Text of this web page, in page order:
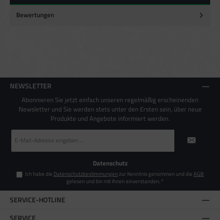
Bewertungen
NEWSLETTER
Abonnieren Sie jetzt einfach unseren regelmäßig erscheinenden
Newsletter und Sie werden stets unter den Ersten sein, über neue
Produkte und Angebote informiert werden.
Mail-
*
Datenschutz
Ich habe die Datenschutzbestimmungenzur Kenntnis genommen und dieAGB
gelesen und bin mit ihnen einverstanden.*
SERVICE-HOTLINE